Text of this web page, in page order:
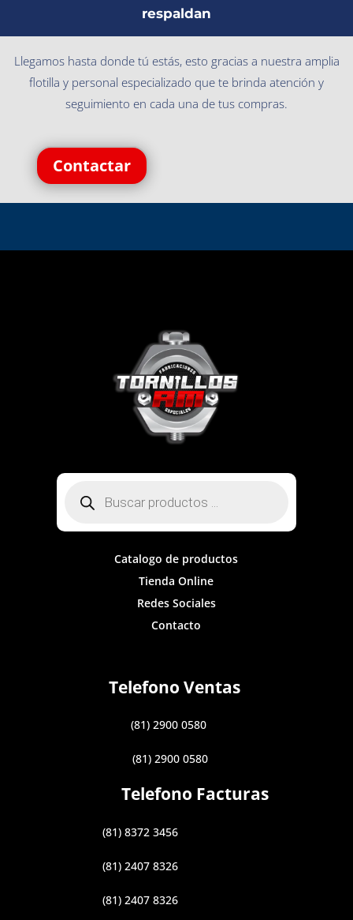
respaldan
Llegamos hasta donde tú estás, esto gracias a nuestra amplia
flotilla y personal especializado que te brinda atención y
seguimiento en cada una de tus compras.
Contactar
productos
Catalogo de productos
Tienda Online
Redes Sociales
Contacto
Telefono Ventas
(81) 2900 0580
(81) 2900 0580
Telefono Facturas
(81) 8372 3456
(81) 2407 8326
(81) 2407 8326